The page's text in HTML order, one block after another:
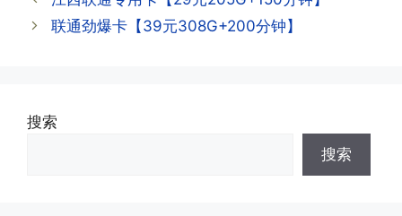
到，耐心等待48小时后，再刷新app即
答:这是属于正常现象，属于刚激活到账
·3.注销后，会不会影响我的信誉?
·4.为什么手机卡刚激活60天内不能换手
联通劲爆卡【39元308G+200分钟】
搜索
搜索